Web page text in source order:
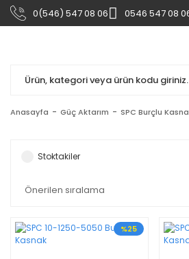
0(546) 547 08 06 0546 547 08
Anasayfa Güç Aktarım SPC Burçlu
Stoktakiler
%25